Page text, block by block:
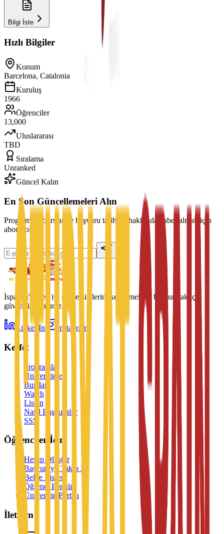
Bilgi İste
Hızlı Bilgiler
Konum
Barcelona, Catalonia
Kuruluş
1966
Öğrenciler
13,000
Uluslararası
TBD
Sıralama
Unranked
Güncel Kalın
En Son Güncellemeleri Alın
Programlar, burslar ve başvuru tarihleri hakkında haber almak için
abone olun.
İspanya'nın en iyi üniversitelerini keşfetmek ve başvurmak için
güvenilir ortağınız.
LinkedIn Instagram
Keşfet
Programlar
Üniversiteler
Burslar
Watch
Listen
Nasıl Başvurulur
SSS
Öğrenciler İçin
Hesap Oluştur
Başvuruyu Takip Et
Belge Listesi
Öğrenci Portalı
Üniversite Portalı
İletişim